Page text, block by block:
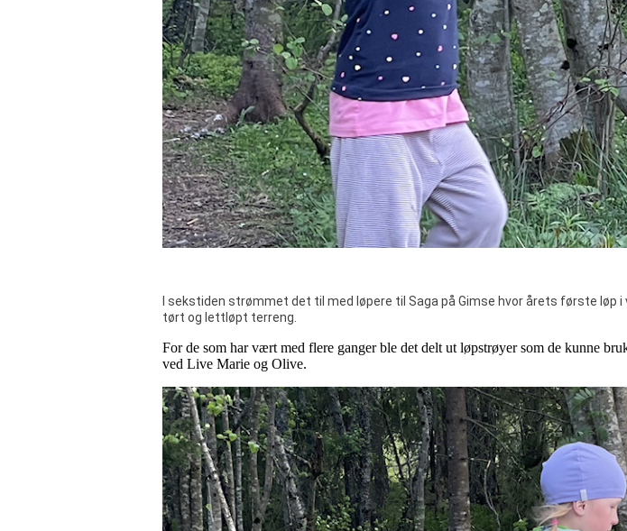
I sekstiden strømmet det til med løpere til Saga på Gimse hvor årets første løp
tørt og lettløpt terreng.
For de som har vært med flere ganger ble det delt ut løpstrøyer som de kunne
ved Live Marie og Olive.